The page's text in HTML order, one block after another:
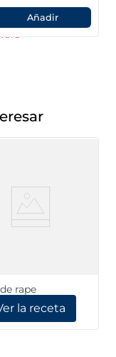
Añadir
rape
la receta